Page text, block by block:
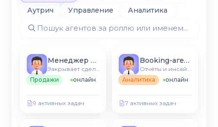
Аутрич
Управление Аналитика
Менеджер бизнеса
Продажи
онлайн
9 активных задач
Booking-агент
Аналитика
онлайн
7 активных задач